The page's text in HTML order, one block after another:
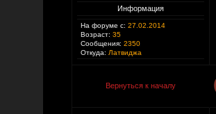
Информация
На форуме с: 27.02.2014
Возраст: 35
Сообщения: 2350
Откуда: Латвиджа
Вернуться к началу